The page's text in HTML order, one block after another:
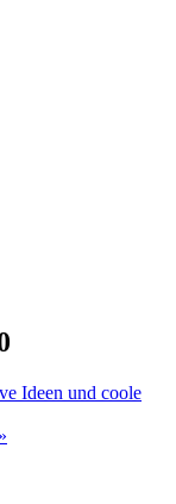
Ideen und coole
»